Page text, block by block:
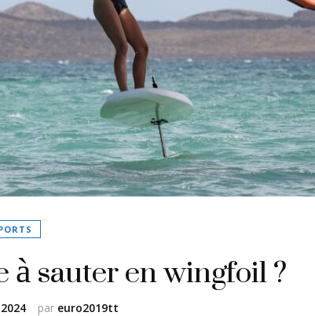
sauter en wingfoil ?
par euro2019tt